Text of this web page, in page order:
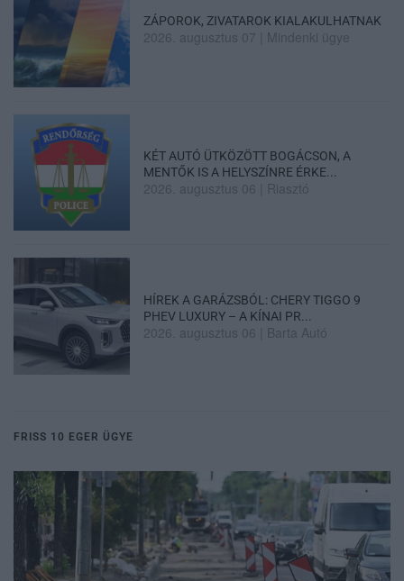
ZÁPOROK, ZIVATAROK KIALAKULHATNAK
2026. augusztus 07 Mindenki ügye
KÉT AUTÓ ÜTKÖZÖTT BOGÁCSON, A
MENTŐK IS A HELYSZÍNRE ÉRKE...
2026. augusztus 06 Riasztó
HÍREK A GARÁZSBÓL: CHERY TIGGO 9
PHEV LUXURY – A KÍNAI PR...
2026. augusztus 06 Barta Autó
FRISS 10 EGER ÜGYE